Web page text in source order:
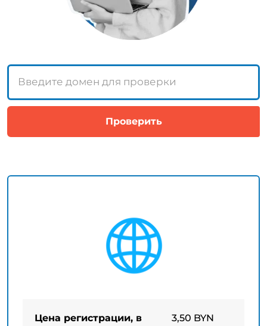
Цена регистрации, в
3,50 BYN